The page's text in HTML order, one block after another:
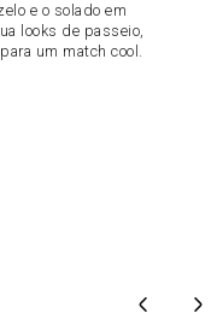
e o solado em
looks de passeio,
um match cool.